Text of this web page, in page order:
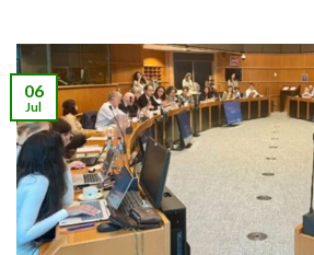
06
Jul